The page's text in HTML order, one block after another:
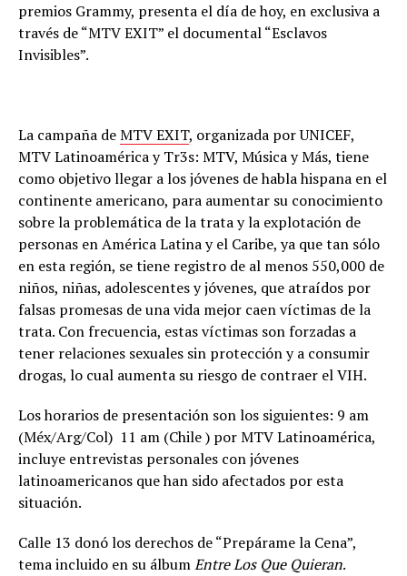
premios Grammy, presenta el día de hoy, en exclusiva a
través de “MTV EXIT” el documental “Esclavos
Invisibles”.
La campaña deMTV EXIT, organizada por UNICEF,
MTV Latinoamérica y Tr3s: MTV, Música y Más, tiene
como objetivo llegar a los jóvenes de habla hispana en el
continente americano, para aumentar su conocimiento
sobre la problemática de la trata y la explotación de
personas en América Latina y el Caribe, ya que tan sólo
en esta región, se tiene registro de al menos 550,000 de
niños, niñas, adolescentes y jóvenes, que atraídos por
falsas promesas de una vida mejor caen víctimas de la
trata. Con frecuencia, estas víctimas son forzadas a
tener relaciones sexuales sin protección y a consumir
drogas, lo cual aumenta su riesgo de contraer el VIH.
Los horarios de presentación son los siguientes: 9 am
(Méx/Arg/Col)  11 am (Chile ) por MTV Latinoamérica,
incluye entrevistas personales con jóvenes
latinoamericanos que han sido afectados por esta
situación.
Calle 13 donó los derechos de “Prepárame la Cena”,
tema incluido en su álbumEntre Los Que Quieran.